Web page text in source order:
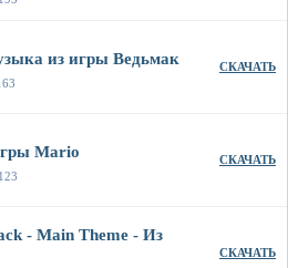
из игры Ведьмак СКАЧАТЬ
Mario СКАЧАТЬ
- Main Theme - Из
СКАЧАТЬ